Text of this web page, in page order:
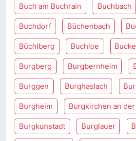
Buch am Buchrain Buchbach
Buchdorf Büchenbach
Büchlberg Buchloe
Burgberg Burgbernheim
Burggen Burghaslach
Burgheim Burgkirchen an
Burgkunstadt Burglauer